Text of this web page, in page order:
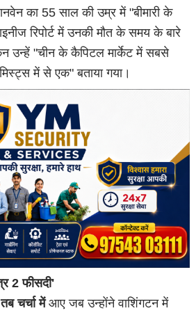
का 55 साल की उम्र में "बीमारी के
रिपोर्ट में उनकी मौत के समय के बारे
उन्हें "चीन के कैपिटल मार्केट में सबसे
में से एक" बताया गया।
2 फीसदी'
चर्चा मेंआए जब उन्होंने वाशिंगटन में